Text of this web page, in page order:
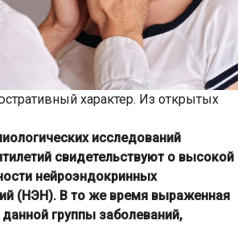
характер. Из открытых
исследований
свидетельствуют о высокой
нейроэндокринных
(НЭН). В то же время выраженная
данной группы заболеваний,